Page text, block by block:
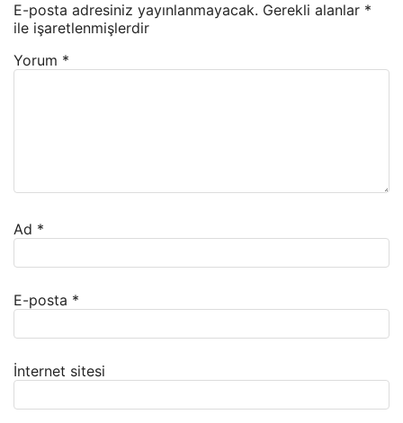
E-posta adresiniz yayınlanmayacak. Gerekli alanlar *
ile işaretlenmişlerdir
Yorum *
Ad *
E-posta *
İnternet sitesi